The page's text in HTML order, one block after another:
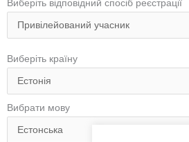
e
g
r
a
m
t
s
a
p
p
Виберіть відповідний спосіб реєстрації
Виберіть країну
Вибрати мову